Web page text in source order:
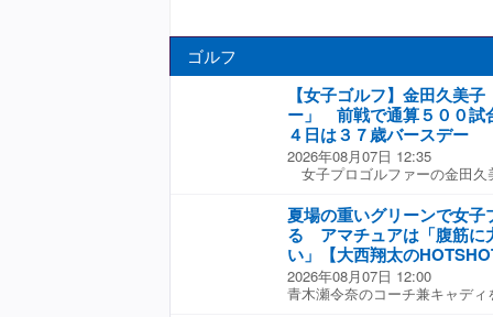
ゴルフ
【女子ゴルフ】金田久美
ー」 前戦で通算５００
４日は３７歳バースデー
2026年08月07日 12:35
女子プロゴルファーの金田
通算５００試合出場を達成し
の前試合、大東建託いい部屋
の出場となり、６７位で終え
の出場だったみたいで。プロ
す」と驚きの表情の絵文字を
のフジサンケイレディスで初
夏場の重いグリーンで女子
る アマチュアは「腹筋に
い」【大西翔太の
2026年08月07日 12:00
青木瀬令奈のコーチ兼キャデ